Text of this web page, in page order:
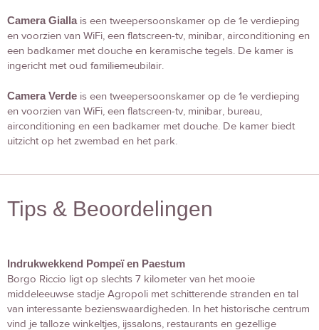
Camera Giallais een tweepersoonskamer op de 1e verdieping
en voorzien van WiFi, een flatscreen-tv, minibar, airconditioning en
een badkamer met douche en keramische tegels. De kamer is
ingericht met oud familiemeubilair.
Camera Verde is een tweepersoonskamer op de 1e verdieping
en voorzien van WiFi, een flatscreen-tv, minibar, bureau,
airconditioning en een badkamer met douche. De kamer biedt
uitzicht op het zwembad en het park.
Tips & Beoordelingen
Indrukwekkend Pompeï en Paestum
Borgo Riccio ligt op slechts 7 kilometer van het mooie
middeleeuwse stadje Agropoli met schitterende stranden en tal
van interessante bezienswaardigheden. In het historische centrum
vind je talloze winkeltjes, ijssalons, restaurants en gezellige